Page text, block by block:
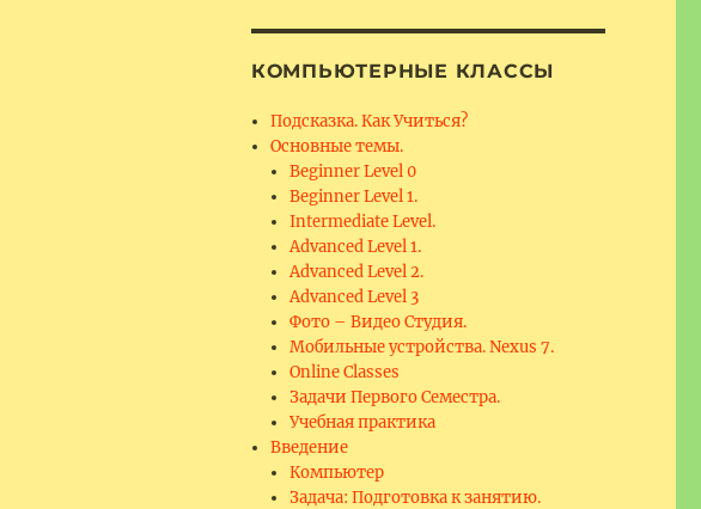
КОМПЬЮТЕРНЫЕ КЛАССЫ
Подсказка. Как Учиться?
Основные темы.
Beginner Level 0
Beginner Level 1.
Intermediate Level.
Advanced Level 1.
Advanced Level 2.
Advanced Level 3
Фото – Видео Студия.
Мобильные устройства. Nexus 7.
Online Classes
Задачи Первого Семестра.
Учебная практика
Введение
Компьютер
Задача: Подготовка к занятию.